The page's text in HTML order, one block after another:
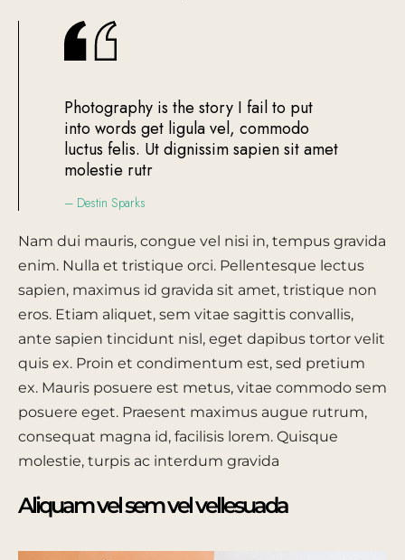
Photography is the story I fail to put
into words get ligula vel, commodo
luctus felis. Ut dignissim sapien sit amet
molestie rutr
– Destin Sparks
Nam dui mauris, congue vel nisi in, tempus gravida
enim. Nulla et tristique orci. Pellentesque lectus
sapien, maximus id gravida sit amet, tristique non
eros. Etiam aliquet, sem vitae sagittis convallis,
ante sapien tincidunt nisl, eget dapibus tortor velit
quis ex. Proin et condimentum est, sed pretium
ex. Mauris posuere est metus, vitae commodo sem
posuere eget. Praesent maximus augue rutrum,
consequat magna id, facilisis lorem. Quisque
molestie, turpis ac interdum gravida
Aliquam vel sem vel vellesuada